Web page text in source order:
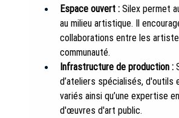
Espace ouvert : Silex permet
au milieu artistique. Il
collaborations entre les
communauté.
Infrastructure de production :
d’ateliers spécialisés, d'outils
variés ainsi qu’une expertise
d'œuvres d'art public.